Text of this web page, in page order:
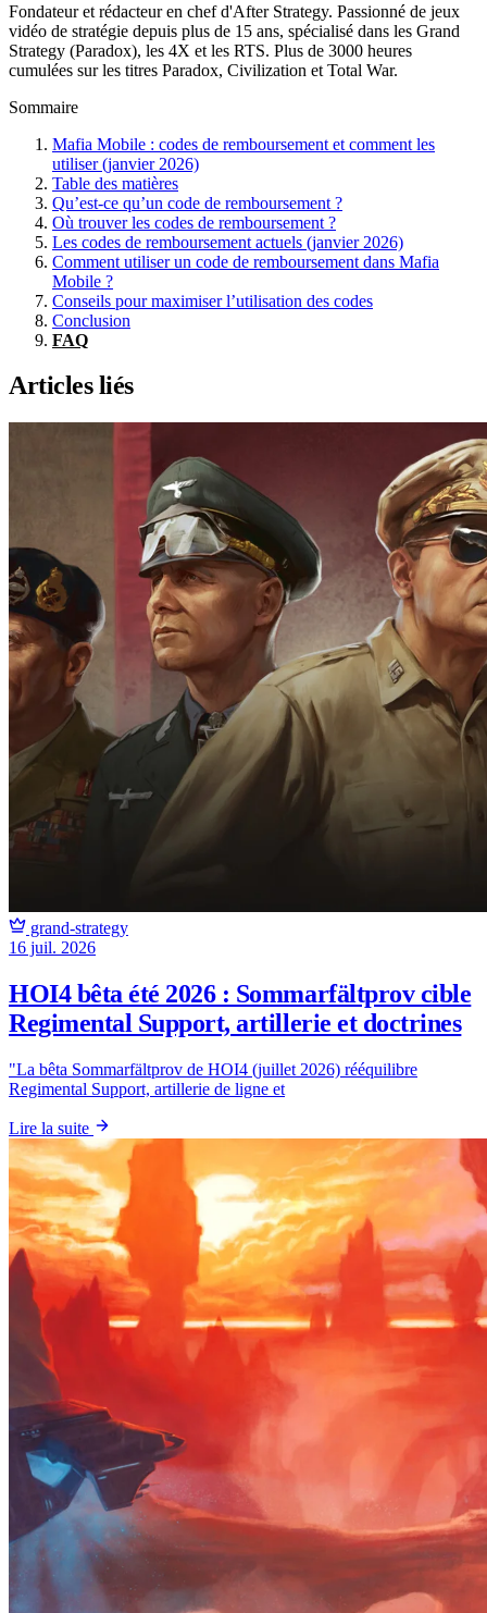
Fondateur et rédacteur en chef d'After Strategy. Passionné de jeux
vidéo de stratégie depuis plus de 15 ans, spécialisé dans les Grand
Strategy (Paradox), les 4X et les RTS. Plus de 3000 heures
cumulées sur les titres Paradox, Civilization et Total War.
Sommaire
Mafia Mobile : codes de remboursement et comment les
utiliser (janvier 2026)
Table des matières
Qu’est-ce qu’un code de remboursement ?
Où trouver les codes de remboursement ?
Les codes de remboursement actuels (janvier 2026)
Comment utiliser un code de remboursement dans Mafia
Mobile ?
Conseils pour maximiser l’utilisation des codes
Conclusion
FAQ
Articles liés
grand-strategy
16 juil. 2026
HOI4 bêta été 2026 : Sommarfältprov cible
Regimental Support, artillerie et doctrines
"La bêta Sommarfältprov de HOI4 (juillet 2026) rééquilibre
Regimental Support, artillerie de ligne et
Lire la suite